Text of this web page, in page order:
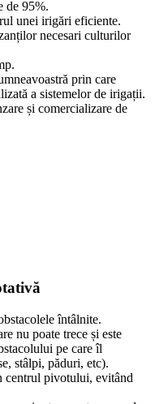
de 95%.
unei irigări eficiente.
necesari culturilor
prin care
a sistemelor de irigații.
și comercializare de
întâlnite.
nu poate trece și este
pe care îl
stâlpi, păduri, etc).
centrul pivotului, evitând